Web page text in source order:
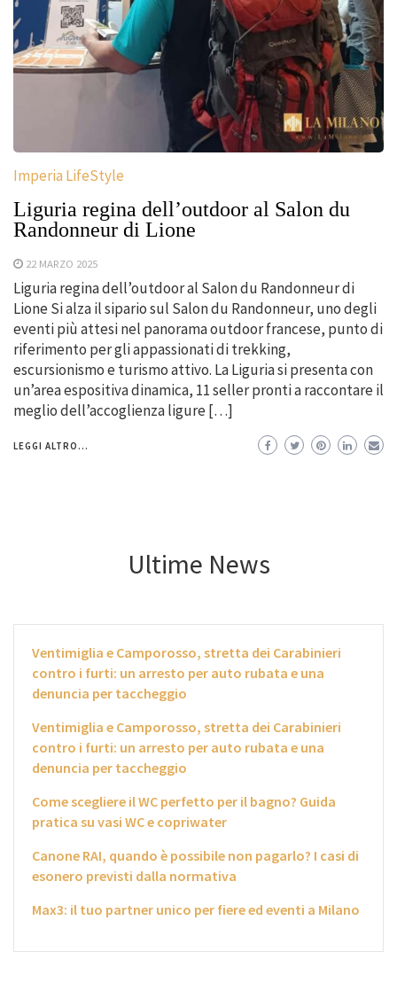
Imperia LifeStyle
Liguria regina dell’outdoor al Salon du
Randonneur di Lione
22 MARZO 2025
Liguria regina dell’outdoor al Salon du Randonneur di
Lione Si alza il sipario sul Salon du Randonneur, uno degli
eventi più attesi nel panorama outdoor francese, punto di
riferimento per gli appassionati di trekking,
escursionismo e turismo attivo. La Liguria si presenta con
un’area espositiva dinamica, 11 seller pronti a raccontare il
meglio dell’accoglienza ligure […]
LEGGI ALTRO...
Ultime News
Ventimiglia e Camporosso, stretta dei Carabinieri
contro i furti: un arresto per auto rubata e una
denuncia per taccheggio
Ventimiglia e Camporosso, stretta dei Carabinieri
contro i furti: un arresto per auto rubata e una
denuncia per taccheggio
Come scegliere il WC perfetto per il bagno? Guida
pratica su vasi WC e copriwater
Canone RAI, quando è possibile non pagarlo? I casi di
esonero previsti dalla normativa
Max3: il tuo partner unico per fiere ed eventi a Milano